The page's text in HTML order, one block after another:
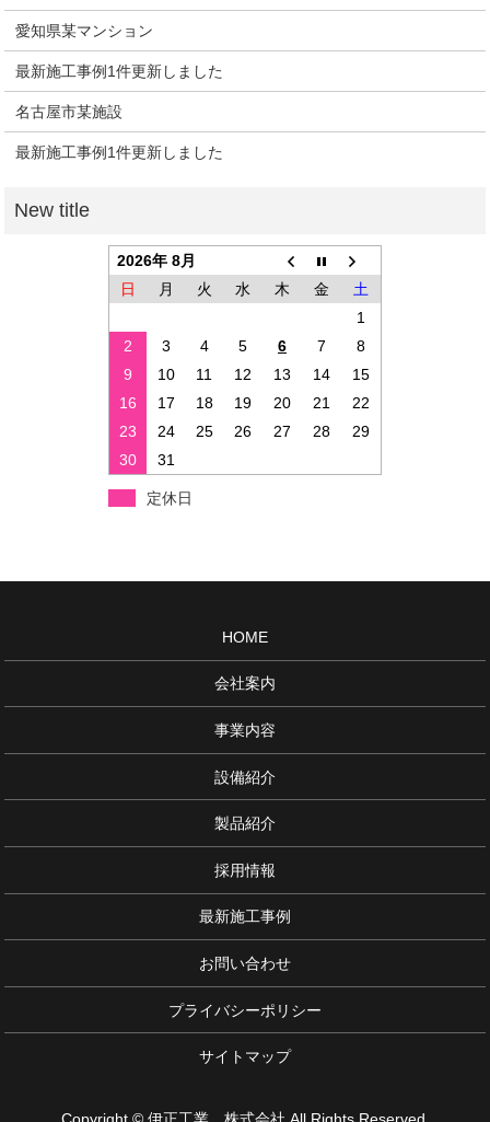
愛知県某マンション
最新施工事例1件更新しました
名古屋市某施設
最新施工事例1件更新しました
2026年 8月
日
月 火 水 木 金
土
1
2
3 4 5 6 7
8
9
10 11 12 13 14
15
16
17 18 19 20 21
22
23
24 25 26 27 28
29
30
31
定休日
HOME
会社案内
事業内容
設備紹介
製品紹介
採用情報
最新施工事例
お問い合わせ
プライバシーポリシー
サイトマップ